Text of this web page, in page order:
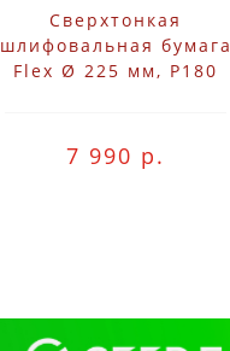
Сверхтонкая
шлифовальная бумага
Flex Ø 225 мм, P180
7 990 р.